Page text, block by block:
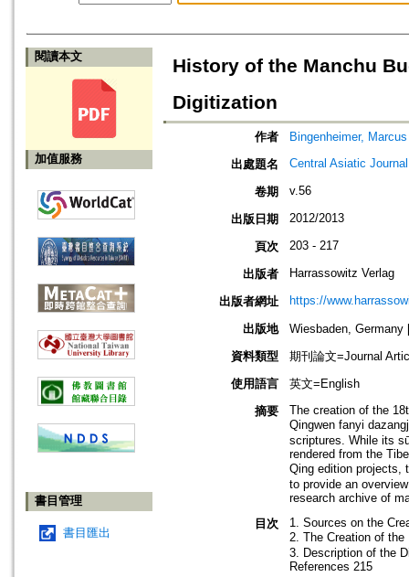
閱讀本文
加值服務
書目管理
書目匯出
History of the Manchu
Digitization
作者
Bingenheimer,
出處題名
Central Asiatic Journal
卷期 v.56
出版日期 2012/2013
頁次 203 - 217
出版者 Harrassowitz Verlag
出版者網址 https://
出版地
Wiesbaden, Germany
資料類型
期刊論文=Journal
使用語言
英文=English
摘要
The creation of the
Qingwen fanyi
scriptures. While its
rendered from the
Qing edition projects,
to provide an
research archive of
目次
1. Sources on the
2. The Creation of the
3. Description of the
References 215